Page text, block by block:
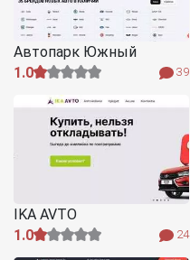
Автопарк Южный
1.0
39
IKA AVTO
1.0
24